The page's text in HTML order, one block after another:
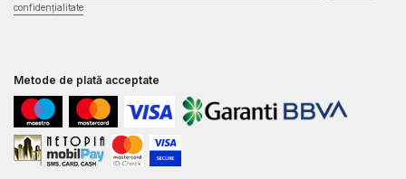
confidențialitate
Metode de plată acceptate